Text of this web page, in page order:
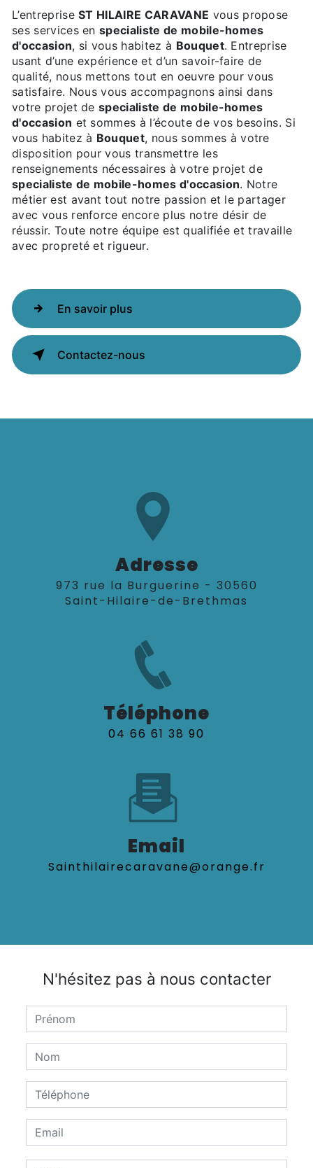
L’entrepriseST HILAIRE CARAVANE vous propose
ses services enspecialiste de mobile-homes
d'occasion, si vous habitez à Bouquet. Entreprise
usant d’une expérience et d’un savoir-faire de
qualité, nous mettons tout en oeuvre pour vous
satisfaire. Nous vous accompagnons ainsi dans
votre projet despecialiste de mobile-homes
d'occasion et sommes à l’écoute de vos besoins. Si
vous habitez à Bouquet, nous sommes à votre
disposition pour vous transmettre les
renseignements nécessaires à votre projet de
specialiste de mobile-homes d'occasion. Notre
métier est avant tout notre passion et le partager
avec vous renforce encore plus notre désir de
réussir. Toute notre équipe est qualifiée et travaille
avec propreté et rigueur.
En savoir plus
Contactez-nous
Adresse
973 rue la Burguerine - 30560
Saint-Hilaire-de-Brethmas
Téléphone
04 66 61 38 90
Email
sainthilairecaravane@orange.fr
N'hésitez pas à nous contacter